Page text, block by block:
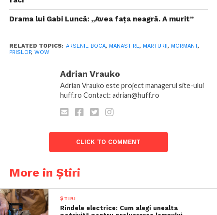
Drama lui Gabi Luncă: „Avea faţa neagră. A murit”
RELATED TOPICS: ARSENIE BOCA, MANASTIRE, MARTURII, MORMANT,
PRISLOP, WOW
Adrian Vrauko
Adrian Vrauko este project managerul site-ului
huff.ro Contact: adrian@huff.ro
CLICK TO COMMENT
More in Știri
ȘTIRI
Rindele electrice: Cum alegi unealta